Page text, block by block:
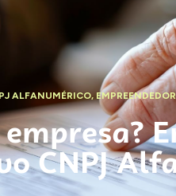
ALFANUMÉRICO,
CNPJ